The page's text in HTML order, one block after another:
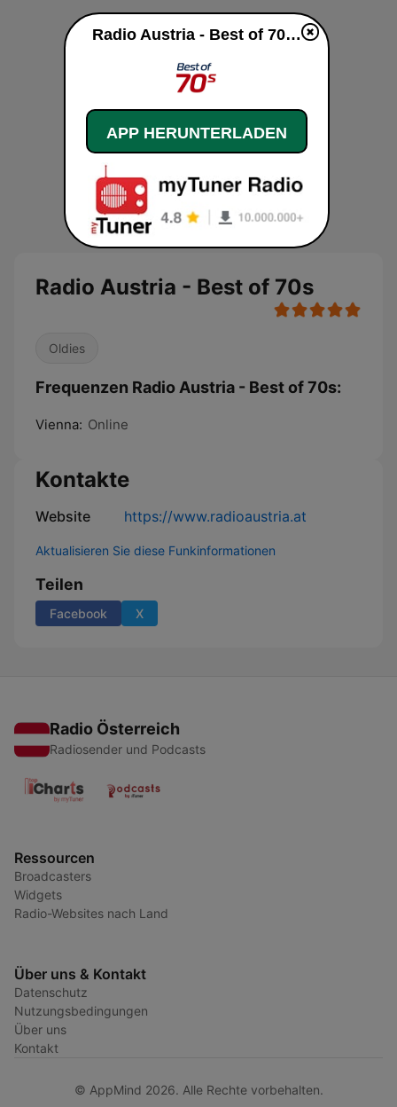
Radio Austria - Best of 70s
Oldies
Frequenzen Radio Austria - Best of 70s:
Vienna: Online
Kontakte
Website https://www.radioaustria.at
Aktualisieren Sie diese Funkinformationen
Teilen
Facebook X
Radio Österreich
Radiosender und Podcasts
Ressourcen
Broadcasters
Widgets
Radio-Websites nach Land
Über uns & Kontakt
Datenschutz
Nutzungsbedingungen
Über uns
Kontakt
© AppMind 2026. Alle Rechte vorbehalten.
Radio Austria - Best of 70s live
APP HERUNTERLADEN